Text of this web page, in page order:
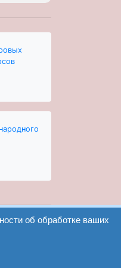
об обработке ваших